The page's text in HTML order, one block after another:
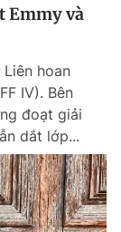
Emmy và
hoan
IV). Bên
đoạt giải
dắt lớp...